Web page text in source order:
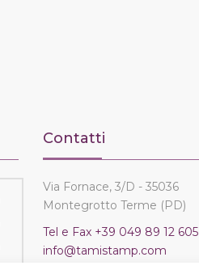
Contatti
Via Fornace, 3/D - 35036
Montegrotto Terme (PD)
Tel e Fax +39 049 89 12 605
info@tamistamp.com